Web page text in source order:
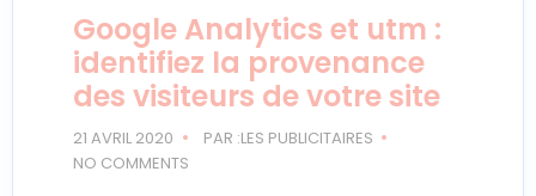
Google Analytics et utm :
identifiez la provenance
des visiteurs de votre site
21 AVRIL 2020
PAR :LES PUBLICITAIRES
NO COMMENTS